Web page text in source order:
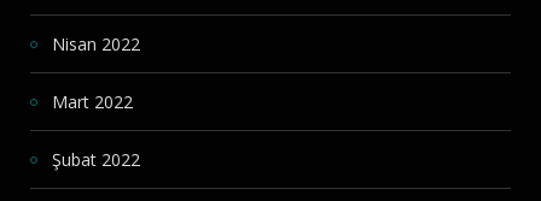
Nisan 2022
Mart 2022
Şubat 2022